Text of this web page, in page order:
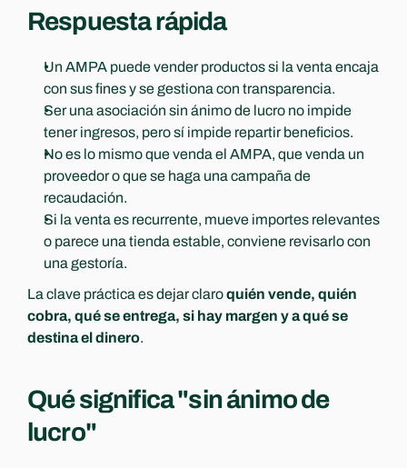
Respuesta rápida
Un AMPA puede vender productos si la venta encaja
con sus fines y se gestiona con transparencia.
Ser una asociación sin ánimo de lucro no impide
tener ingresos, pero sí impide repartir beneficios.
No es lo mismo que venda el AMPA, que venda un
proveedor o que se haga una campaña de
recaudación.
Si la venta es recurrente, mueve importes relevantes
o parece una tienda estable, conviene revisarlo con
una gestoría.
La clave práctica es dejar claro quién vende, quién
cobra, qué se entrega, si hay margen y a qué se
destina el dinero.
Qué significa "sin ánimo de
lucro"